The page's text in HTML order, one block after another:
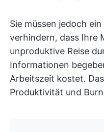
Sie müssen jedoch
verhindern, dass Ihre
unproduktive Reise
Informationen
Arbeitszeit kostet.
Produktivität und